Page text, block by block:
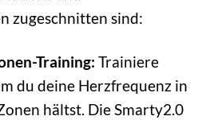
zugeschnitten sind:
Training: Trainiere
du deine Herzfrequenz in
hältst. Die Smarty2.0